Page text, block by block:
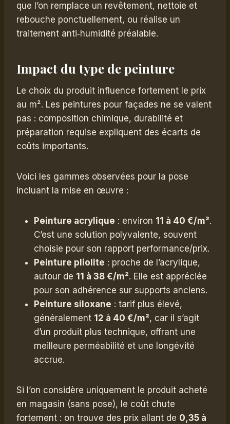
que l’on remplace un revêtement, nettoie et
rebouche ponctuellement, ou réalise un
traitement anti‑humidité préalable.
Impact du type de peinture
Le choix du produit influence fortement le prix
au m². Les peintures pour façades ne se valent
pas : composition chimique, durabilité et
préparation requise expliquent des écarts de
coûts importants.
Voici les gammes observées pour la pose
incluant la mise en œuvre :
Peinture acrylique : environ 11 à 40 €/m².
C’est une solution polyvalente, souvent
choisie pour son rapport performance/prix.
Peinture pliolite : proche de l’acrylique,
autour de 11 à 38 €/m². Elle est appréciée
pour son adhérence sur supports anciens.
Peinture siloxane : tarif plus élevé,
généralement 12 à 40 €/m², car il s’agit
d’un produit plus technique, offrant une
meilleure perméabilité et une longévité
accrue.
Si l’on considère uniquement le produit acheté
en magasin (sans pose), le coût chute
fortement : on trouve des prix allant de 0,35 à